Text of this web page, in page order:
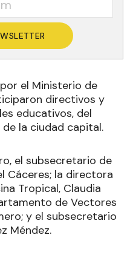
el Ministerio de
directivos y
educativos, del
la ciudad capital.
el subsecretario de
Cáceres; la directora
Tropical, Claudia
de Vectores
y el subsecretario
Méndez.